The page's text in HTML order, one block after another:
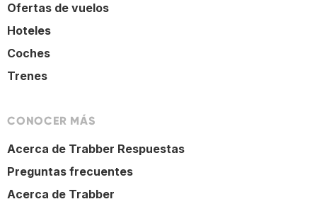
Ofertas de vuelos
Hoteles
Coches
Trenes
CONOCER MÁS
Acerca de Trabber Respuestas
Preguntas frecuentes
Acerca de Trabber